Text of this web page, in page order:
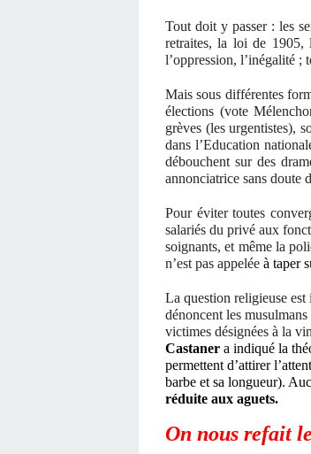
Tout doit y passer : les
retraites, la loi de 1905,
l’oppression, l’inégalité ;
Mais sous différentes
élections (vote
grèves (les urgentistes),
dans l’Education
débouchent sur des
annonciatrice sans doute
Pour éviter toutes
salariés du privé aux
soignants, et même la
n’est pas appelée à taper
La question religieuse
dénoncent les
victimes désignées à la
Castaner a indiqué la
permettent d’attirer
barbe et sa longueur).
réduite aux aguets.
On nous refait